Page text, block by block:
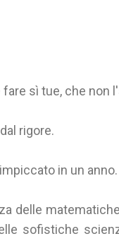
sì tue, che non
rigore.
in un anno.
delle
sofistiche